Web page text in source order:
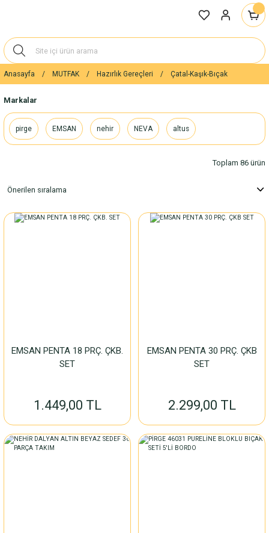
Anasayfa MUTFAK Hazırlık Gereçleri Çatal-Kaşık-Bıçak
Markalar
pirge EMSAN nehir NEVA altus
Toplam 86 ürün
EMSAN PENTA 18 PRÇ. ÇKB.
SET
1.449,00 TL
EMSAN PENTA 30 PRÇ. ÇKB
SET
2.299,00 TL